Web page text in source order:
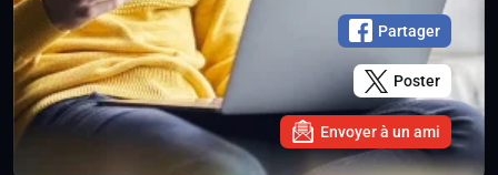
Partager
Poster
Envoyer à un ami